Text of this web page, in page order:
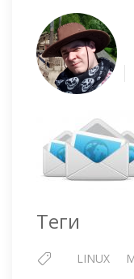
Теги
LINUX